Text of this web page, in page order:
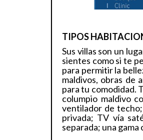
TIPOS
Sus villas son un
sientes como si te
para permitir la
maldivos, obras de
para tu comodidad.
columpio maldivo
ventilador de
privada; TV vía
separada; una